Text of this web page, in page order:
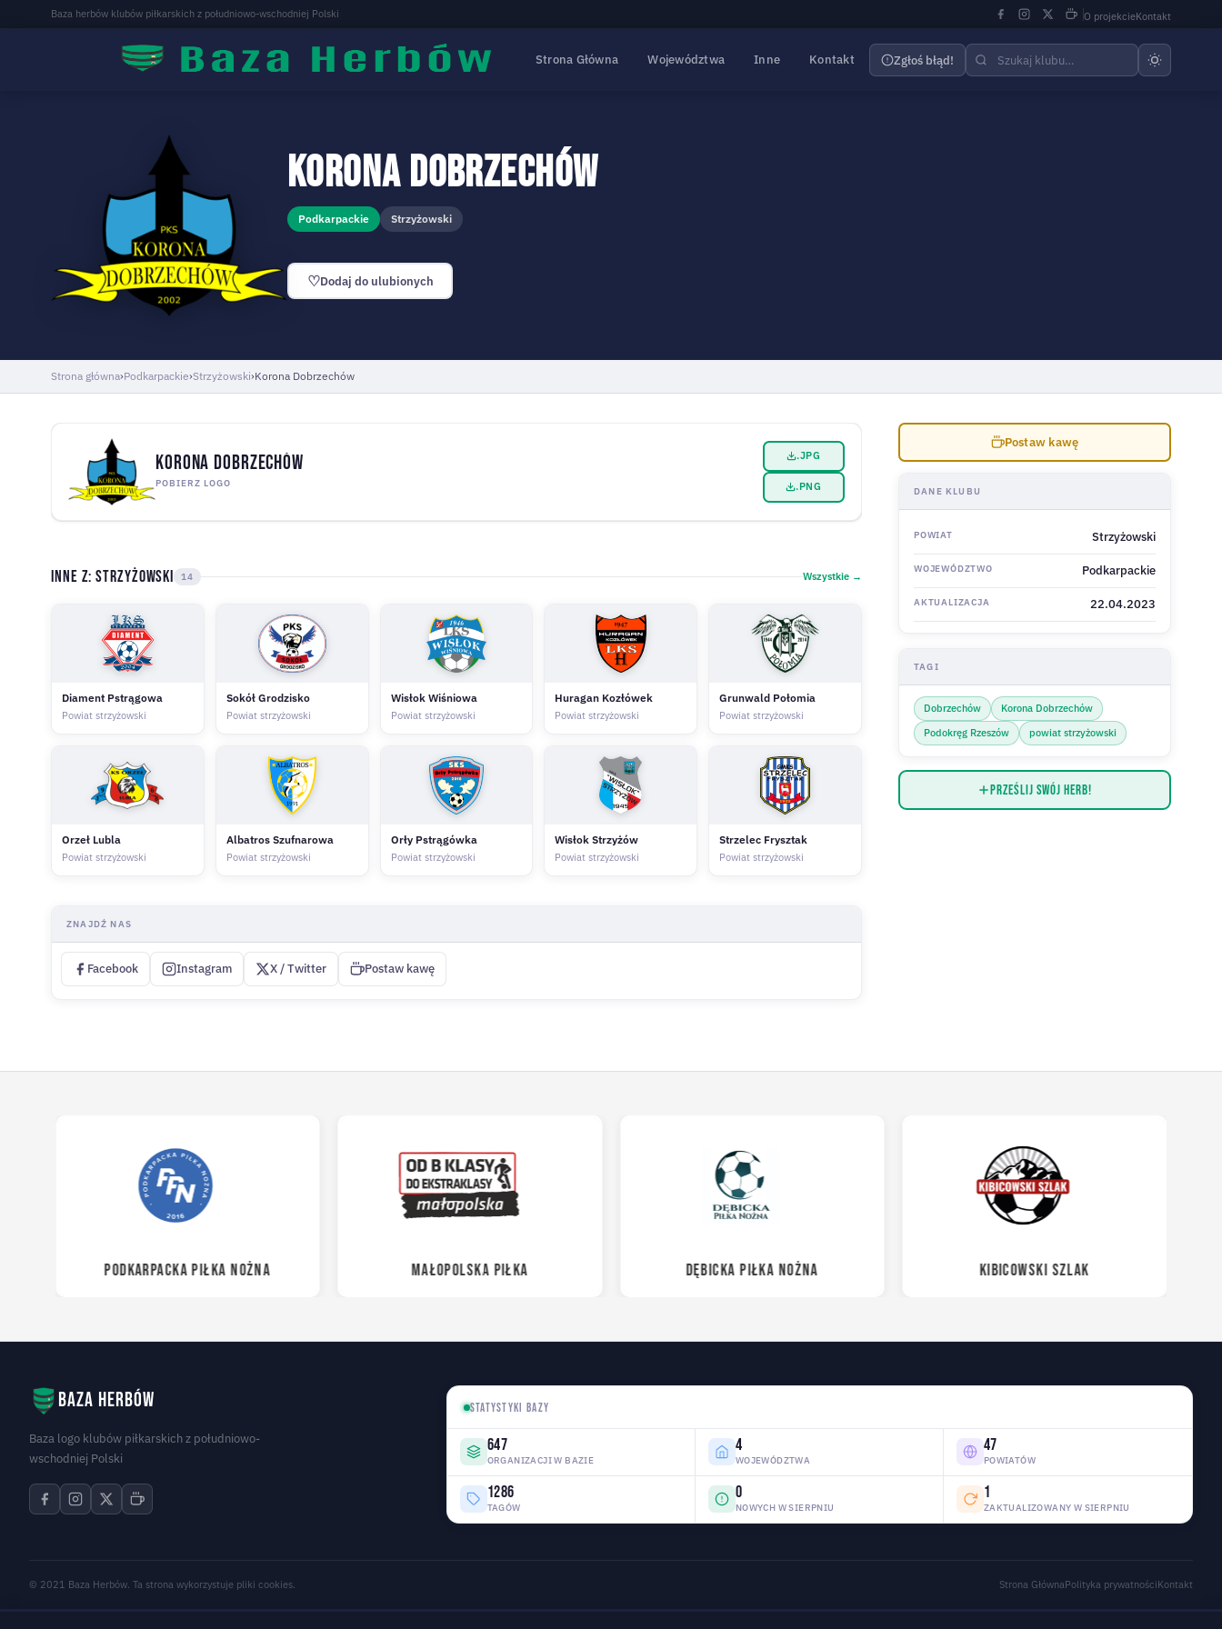
Baza herbów klubów piłkarskich z południowo-wschodniej Polski O projekcieKontakt
Strona Główna Województwa Inne Kontakt Zgłoś błąd!
Korona Dobrzechów
Podkarpackie Strzyżowski
♡Dodaj do ulubionych
Strona główna›Podkarpackie›Strzyżowski›Korona Dobrzechów
Korona Dobrzechów
POBIERZ LOGO
.JPG
.PNG
Inne z: Strzyżowski 14 Wszystkie →
Diament Pstrągowa
Powiat strzyżowski
Sokół Grodzisko
Powiat strzyżowski
Wisłok Wiśniowa
Powiat strzyżowski
Huragan Kozłówek
Powiat strzyżowski
Grunwald Połomia
Powiat strzyżowski
Orzeł Lubla
Powiat strzyżowski
Albatros Szufnarowa
Powiat strzyżowski
Orły Pstrągówka
Powiat strzyżowski
Wisłok Strzyżów
Powiat strzyżowski
Strzelec Frysztak
Powiat strzyżowski
ZNAJDŹ NAS
Facebook Instagram X / Twitter Postaw kawę
Postaw kawę
DANE KLUBU
POWIAT Strzyżowski
WOJEWÓDZTWO Podkarpackie
AKTUALIZACJA 22.04.2023
TAGI
Dobrzechów
Korona Dobrzechów
Podokręg Rzeszów
powiat strzyżowski
Prześlij swój herb!
PODKARPACKA PIŁKA NOŻNA MAŁOPOLSKA PIŁKA DĘBICKA PIŁKA NOŻNA KIBICOWSKI SZLAK
Baza herbów
Baza logo klubów piłkarskich z południowo-
wschodniej Polski
STATYSTYKI BAZY
647
ORGANIZACJI W BAZIE
4
WOJEWÓDZTWA
47
POWIATÓW
1286
TAGÓW
0
NOWYCH W SIERPNIU
1
ZAKTUALIZOWANY W SIERPNIU
© 2021 Baza Herbów. Ta strona wykorzystuje pliki cookies. Strona GłównaPolityka prywatnościKontakt